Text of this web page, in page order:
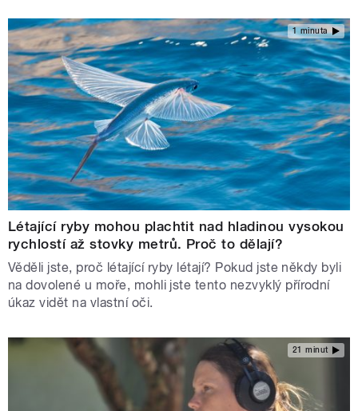
1 minuta
Létající ryby mohou plachtit nad hladinou vysokou
rychlostí až stovky metrů. Proč to dělají?
Věděli jste, proč létající ryby létají? Pokud jste někdy byli
na dovolené u moře, mohli jste tento nezvyklý přírodní
úkaz vidět na vlastní oči.
21 minut